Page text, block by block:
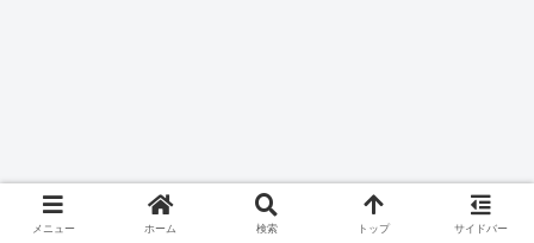
メニュー ホーム 検索 トップ サイドバー